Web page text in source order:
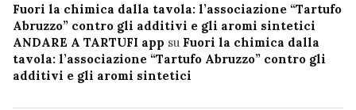
Fuori la chimica dalla tavola: l’associazione “Tartufo
Abruzzo” contro gli additivi e gli aromi sintetici
ANDARE A TARTUFI app su Fuori la chimica dalla
tavola: l’associazione “Tartufo Abruzzo” contro gli
additivi e gli aromi sintetici